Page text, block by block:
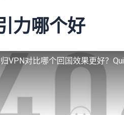
力哪个好
VPN对比哪个回国效果更好？